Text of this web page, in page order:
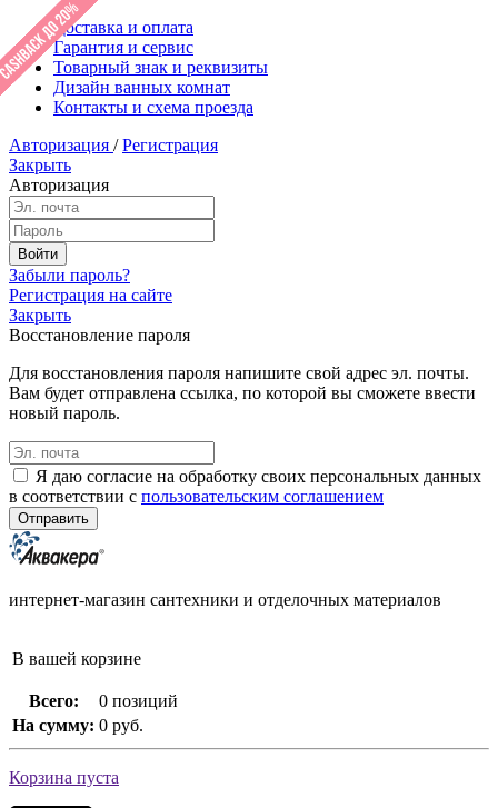
Доставка и оплата
Гарантия и сервис
Товарный знак и реквизиты
Дизайн ванных комнат
Контакты и схема проезда
Авторизация / Регистрация
Закрыть
Авторизация
Забыли пароль?
Регистрация на сайте
Закрыть
Восстановление пароля
Для восстановления пароля напишите свой адрес эл. почты.
Вам будет отправлена ссылка, по которой вы сможете ввести
новый пароль.
Я даю согласие на обработку своих персональных данных
в соответствии с пользовательским соглашением
интернет-магазин сантехники и отделочных материалов
В вашей корзине
Всего:
0 позиций
На сумму: 0 руб.
Корзина пуста